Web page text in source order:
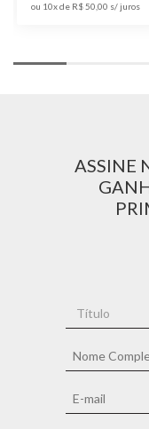
ou 10x de R$ 50,00
ASSINE